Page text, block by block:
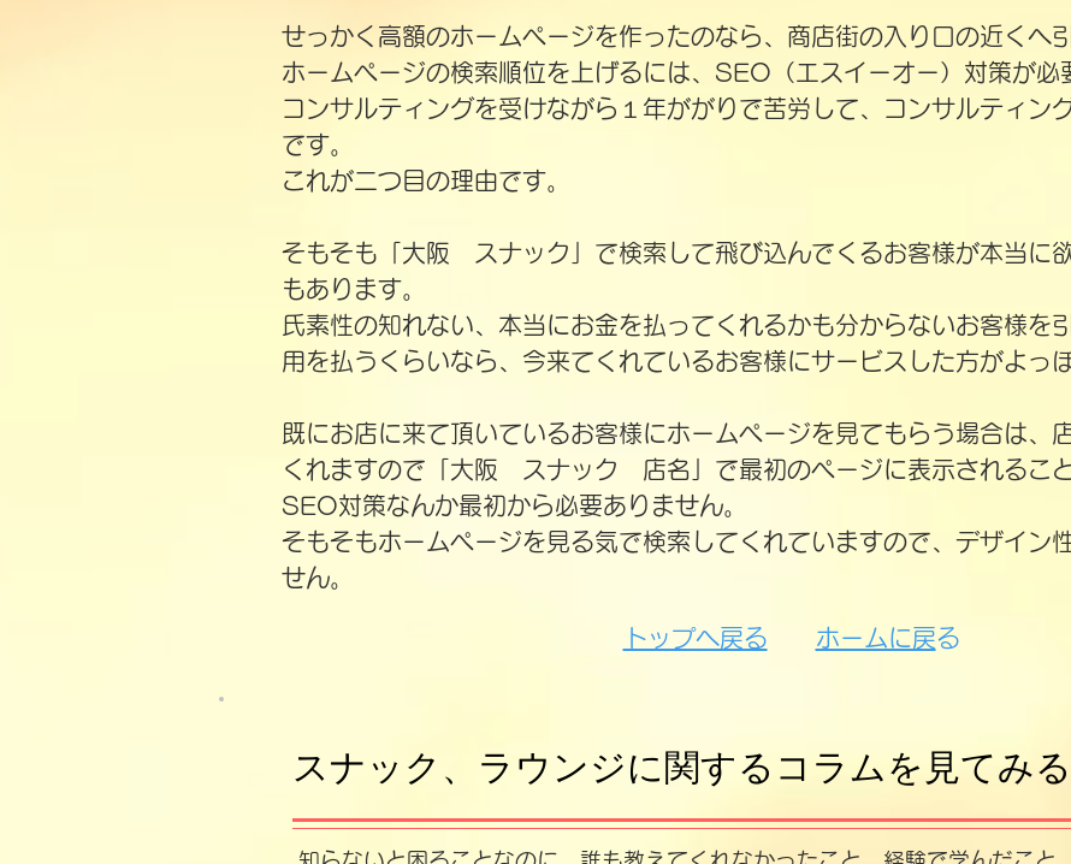
せっかく高額のホームページを作ったのなら、商店街の入り口の近くへ
ホームページの検索順位を上げるには、SEO（エスイーオー）対策が必
コンサルティングを受けながら１年ががりで苦労して、コンサルティン
です。
これが二つ目の理由です。
そもそも「大阪 スナック」で検索して飛び込んでくるお客様が本当に
もあります。
氏素性の知れない、本当にお金を払ってくれるかも分からないお客様を
用を払うくらいなら、今来てくれているお客様にサービスした方がよっ
既にお店に来て頂いているお客様にホームページを見てもらう場合は、
くれますので「大阪 スナック 店名」で最初のページに表示されること
​SEO対策なんか最初から必要ありません。
そもそもホームページを見る気で検索してくれていますので、デザイン
せん。
トップへ戻る ホームに戻る
スナック、ラウンジに関するコラムを見てみる